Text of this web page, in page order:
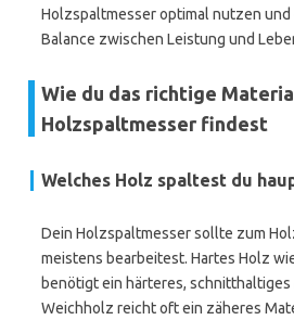
Holzspaltmesser optimal nutzen
Balance zwischen Leistung und
Wie du das richtige
Holzspaltmesser findest
Welches Holz spaltest du
Dein Holzspaltmesser sollte zum
meistens bearbeitest. Hartes Holz
benötigt ein härteres, schnitthaltiges
Weichholz reicht oft ein zäheres